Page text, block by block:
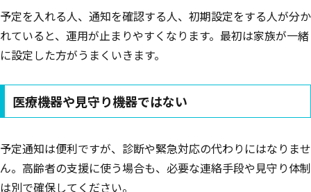
予定を入れる人、通知を確認する人、初期設定をする人が分か
れていると、運用が止まりやすくなります。最初は家族が一緒
に設定した方がうまくいきます。
医療機器や見守り機器ではない
予定通知は便利ですが、診断や緊急対応の代わりにはなりませ
ん。高齢者の支援に使う場合も、必要な連絡手段や見守り体制
は別で確保してください。